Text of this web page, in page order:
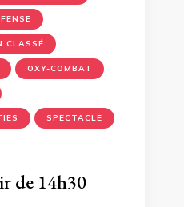
CLASSÉ
OXY-COMBAT
SPECTACLE
de 14h30